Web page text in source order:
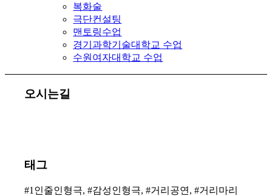
복화술
극단컨설팅
맨토링수업
경기과학기술대학교 수업
수원여자대학교 수업
오시는길
태그
#1인줄인형극, #감성인형극, #거리공연, #거리마리